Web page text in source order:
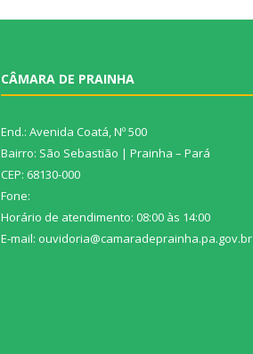
CÂMARA DE PRAINHA
End.: Avenida Coatá, Nº 500
Bairro: São Sebastião | Prainha – Pará
CEP: 68130-000
Fone:
Horário de atendimento: 08:00 às 14:00
E-mail: ouvidoria@camaradeprainha.pa.gov.br